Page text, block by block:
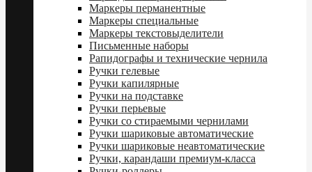
Маркеры перманентные
Маркеры специальные
Маркеры текстовыделители
Письменные наборы
Рапидографы и технические чернила
Ручки гелевые
Ручки капилярные
Ручки на подставке
Ручки перьевые
Ручки со стираемыми чернилами
Ручки шариковые автоматические
Ручки шариковые неавтоматические
Ручки, карандаши премиум-класса